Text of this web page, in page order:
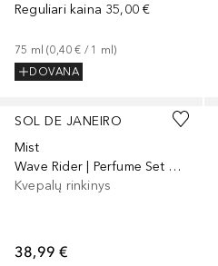
Reguliari kaina 35,00 €
75 ml (0,40 € / 1 ml)
DOVANA
SOL DE JANEIRO
Mist
Wave Rider | Perfume Set Cheirosa Discovery
Kvepalų rinkinys
38,99 €